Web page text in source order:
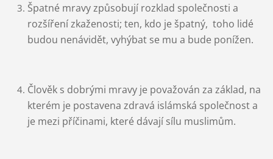
Špatné mravy způsobují rozklad společnosti a
rozšíření zkaženosti; ten, kdo je špatný, toho lidé
budou nenávidět, vyhýbat se mu a bude ponížen.
Člověk s dobrými mravy je považován za základ, na
kterém je postavena zdravá islámská společnost a
je mezi příčinami, které dávají sílu muslimům.